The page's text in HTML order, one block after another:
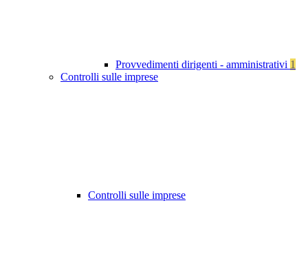
Provvedimenti dirigenti - amministrativi 1
Controlli sulle imprese
Controlli sulle imprese